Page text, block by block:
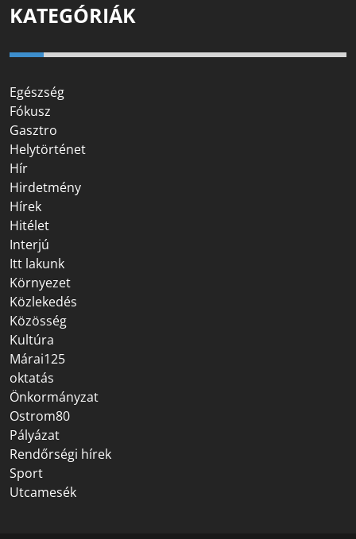
KATEGÓRIÁK
Egészség
Fókusz
Gasztro
Helytörténet
Hír
Hirdetmény
Hírek
Hitélet
Interjú
Itt lakunk
Környezet
Közlekedés
Közösség
Kultúra
Márai125
oktatás
Önkormányzat
Ostrom80
Pályázat
Rendőrségi hírek
Sport
Utcamesék